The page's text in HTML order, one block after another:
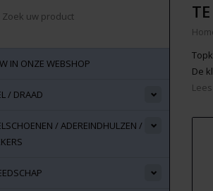
IN ONZE WEBSHOP
/ DRAAD
/ ADEREINDHULZEN /
De